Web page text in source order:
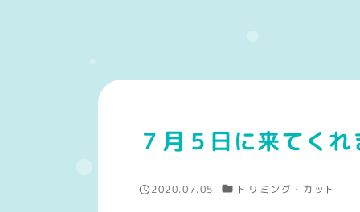
７月５日に来てく
投稿日
2020.07.05 カテゴリー
トリミング・カット